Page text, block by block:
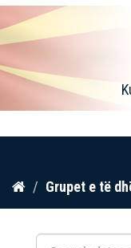
Kalo
përmbajtja
Grupet e të